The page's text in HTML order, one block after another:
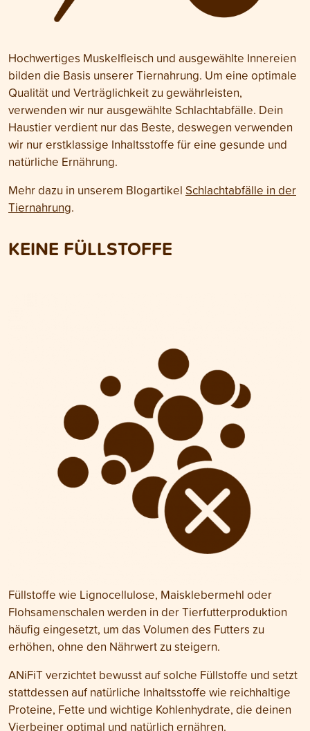
Hochwertiges Muskelfleisch und ausgewählte Innereien
bilden die Basis unserer Tiernahrung. Um eine optimale
Qualität und Verträglichkeit zu gewährleisten,
verwenden wir nur ausgewählte Schlachtabfälle. Dein
Haustier verdient nur das Beste, deswegen verwenden
wir nur erstklassige Inhaltsstoffe für eine gesunde und
natürliche Ernährung.
Mehr dazu in unserem Blogartikel Schlachtabfälle in der
Tiernahrung.
KEINE FÜLLSTOFFE
Füllstoffe wie Lignocellulose, Maisklebermehl oder
Flohsamenschalen werden in der Tierfutterproduktion
häufig eingesetzt, um das Volumen des Futters zu
erhöhen, ohne den Nährwert zu steigern.
ANiFiT verzichtet bewusst auf solche Füllstoffe und setzt
stattdessen auf natürliche Inhaltsstoffe wie reichhaltige
Proteine, Fette und wichtige Kohlenhydrate, die deinen
Vierbeiner optimal und natürlich ernähren.